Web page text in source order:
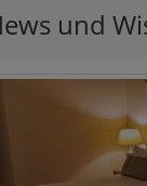
und